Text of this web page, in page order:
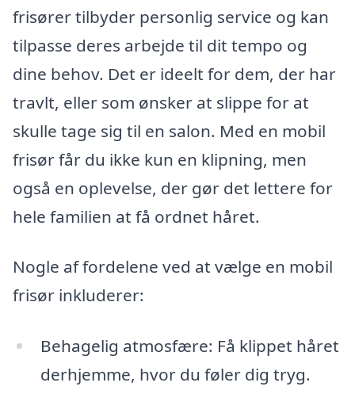
frisører tilbyder personlig service og kan
tilpasse deres arbejde til dit tempo og
dine behov. Det er ideelt for dem, der har
travlt, eller som ønsker at slippe for at
skulle tage sig til en salon. Med en mobil
frisør får du ikke kun en klipning, men
også en oplevelse, der gør det lettere for
hele familien at få ordnet håret.
Nogle af fordelene ved at vælge en mobil
frisør inkluderer:
Behagelig atmosfære: Få klippet håret
derhjemme, hvor du føler dig tryg.